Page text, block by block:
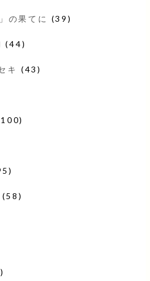
の果てに (39)
(44)
キ (43)
(58)